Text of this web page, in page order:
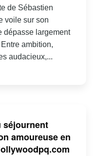
de Sébastien
voile sur son
dépasse largement
Entre ambition,
audacieux,...
séjournent
amoureuse en